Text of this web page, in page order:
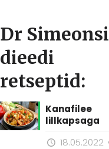
Dr Simeonsi
dieedi
retseptid:
Kanafilee
lillkapsaga
18.05.2022